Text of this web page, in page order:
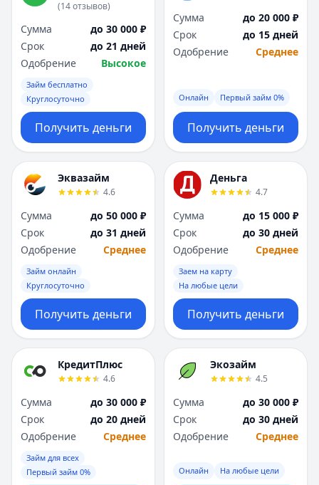
(14отзывов)
Сумма
до 30 000 ₽
Срок
до 21 дней
Одобрение
Высокое
Займ бесплатно
Круглосуточно
Получить деньги
Сумма
до 20 000 ₽
Срок
до 15 дней
Одобрение
Среднее
Онлайн Первый займ 0%
Получить деньги
Эквазайм
4.6
Сумма
до 50 000 ₽
Срок
до 31 дней
Одобрение
Среднее
Займ онлайн
Круглосуточно
Получить деньги
Деньга
4.7
Сумма
до 15 000 ₽
Срок
до 30 дней
Одобрение
Среднее
Заем на карту
На любые цели
Получить деньги
КредитПлюс
4.6
Сумма
до 30 000 ₽
Срок
до 20 дней
Одобрение
Среднее
Займ для всех
Первый займ 0%
Экозайм
4.5
Сумма
до 30 000 ₽
Срок
до 30 дней
Одобрение
Среднее
Онлайн На любые цели